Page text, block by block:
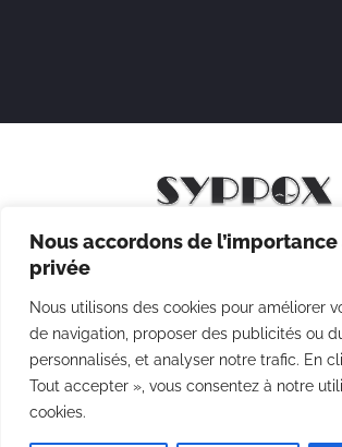
Nous accordons de
privée
Nous utilisons des cookies pour améliorer
de navigation, proposer des publicités ou
personnalisés, et analyser notre trafic. En
Tout accepter », vous consentez à notre
cookies.
Mentions légales
Politique des cookies
CGV